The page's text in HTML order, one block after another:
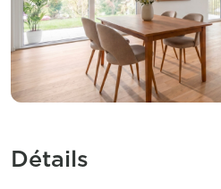
Détails